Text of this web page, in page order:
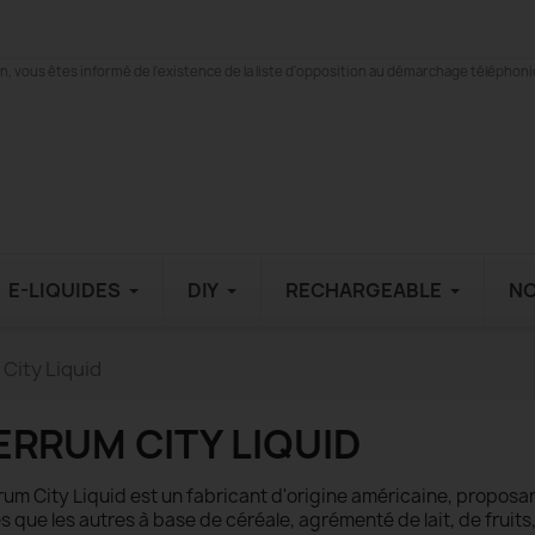
vous êtes informé de l'existence de la liste d'opposition au démarchage
E-LIQUIDES DIY RECHARGEABLE
City Liquid
CITY LIQUID
City Liquid est un fabricant d'origine américaine,
que les autres à base de céréale, agrémenté de lait, de